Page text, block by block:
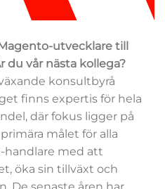
utvecklare till
du vår nästa kollega?
konsultbyrå
finns expertis för hela
där fokus ligger på
målet för alla
handlare med att
öka sin tillväxt och